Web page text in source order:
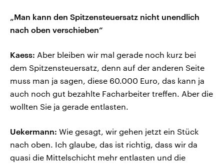
„Man kann den Spitzensteuersatz nicht unendlich
nach oben verschieben“
Kaess: Aber bleiben wir mal gerade noch kurz bei
dem Spitzensteuersatz, denn auf der anderen Seite
muss man ja sagen, diese 60.000 Euro, das kann ja
auch noch gut bezahlte Facharbeiter treffen. Aber die
wollten Sie ja gerade entlasten.
Uekermann: Wie gesagt, wir gehen jetzt ein Stück
nach oben. Ich glaube, das ist richtig, dass wir da
quasi die Mittelschicht mehr entlasten und die